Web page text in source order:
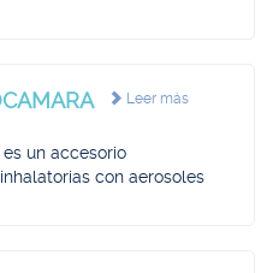
Leer más
es un accesorio
con aerosoles